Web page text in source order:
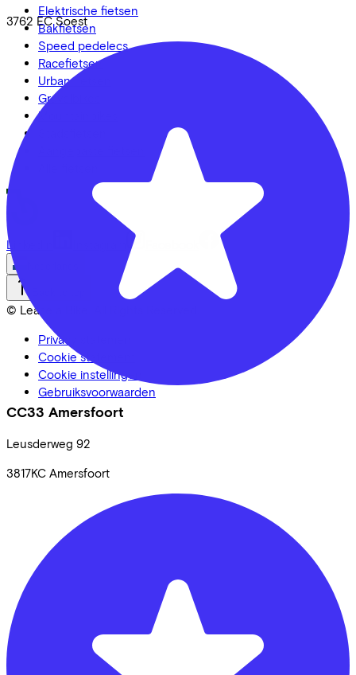
3762 EC Soest
CC33 Amersfoort
Leusderweg 92
3817KC Amersfoort
Elektrische fietsen
Bakfietsen
Speed pedelecs
Racefietsen
Urban fietsen
Gravelbikes
Mountainbikes
LinkedIn
© Lease a Bike. All Rights Reserved.
Privacy statement
Cookie statement
Cookie instellingen
Gebruiksvoorwaarden